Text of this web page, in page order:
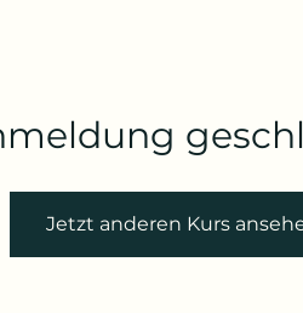
Jetzt anderen Kurs